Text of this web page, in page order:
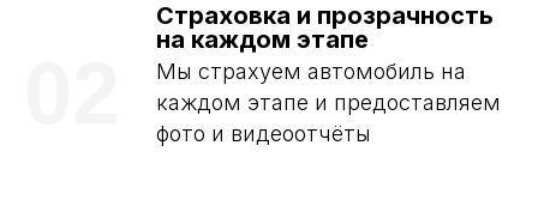
Страховка и прозрачность
на каждом этапе
Мы страхуем автомобиль на
каждом этапе и предоставляем
фото и видеоотчёты